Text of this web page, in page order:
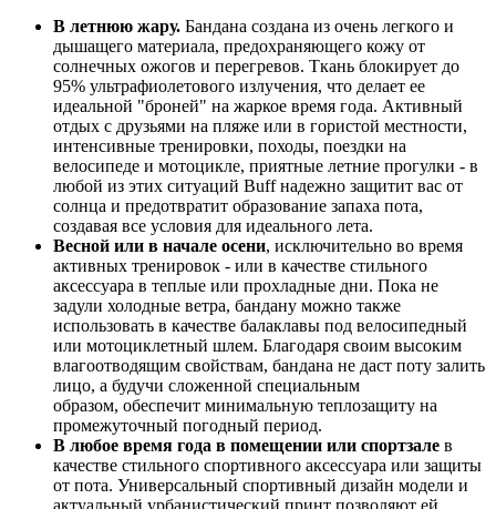
В летнюю жару. Бандана создана из очень легкого и
дышащего материала, предохраняющего кожу от
солнечных ожогов и перегревов. Ткань блокирует до
95% ультрафиолетового излучения, что делает ее
идеальной "броней" на жаркое время года. Активный
отдых с друзьями на пляже или в гористой местности,
интенсивные тренировки, походы, поездки на
велосипеде и мотоцикле, приятные летние прогулки - в
любой из этих ситуаций Buff надежно защитит вас от
солнца и предотвратит образование запаха пота,
создавая все условия для идеального лета.
Весной или в начале осени, исключительно во время
активных тренировок - или в качестве стильного
аксессуара в теплые или прохладные дни. Пока не
задули холодные ветра, бандану можно также
использовать в качестве балаклавы под велосипедный
или мотоциклетный шлем. Благодаря своим высоким
влагоотводящим свойствам, бандана не даст поту залить
лицо, а будучи сложенной специальным
образом, обеспечит минимальную теплозащиту на
промежуточный погодный период.
В любое время года в помещении или спортзале в
качестве стильного спортивного аксессуара или защиты
от пота. Универсальный спортивный дизайн модели и